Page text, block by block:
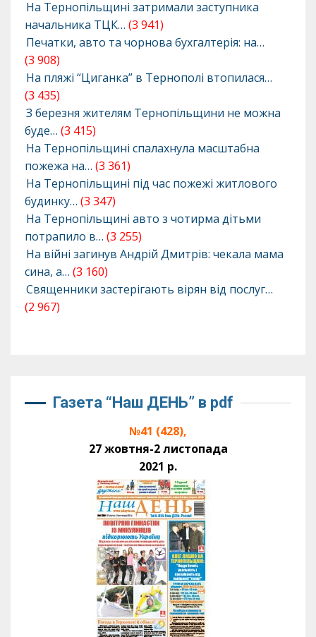
На Тернопільщині затримали заступника
начальника ТЦК… (3 941)
Печатки, авто та чорнова бухгалтерія: на…
(3 908)
На пляжі “Циганка” в Тернополі втопилася…
(3 435)
З березня жителям Тернопільщини не можна
буде… (3 415)
На Тернопільщині спалахнула масштабна
пожежа на… (3 361)
На Тернопільщині під час пожежі житлового
будинку… (3 347)
На Тернопільщині авто з чотирма дітьми
потрапило в… (3 255)
На війні загинув Андрій Дмитрів: чекала мама
сина, а… (3 160)
Священники застерігають вірян від послуг…
(2 967)
Газета “Наш ДЕНЬ” в pdf
№41 (428),
27 жовтня-2 листопада
2021 р.